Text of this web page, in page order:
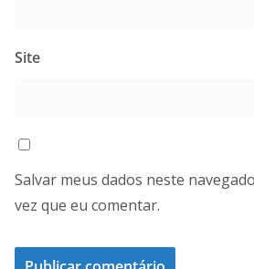
Site
Salvar meus dados neste
vez que eu comentar.